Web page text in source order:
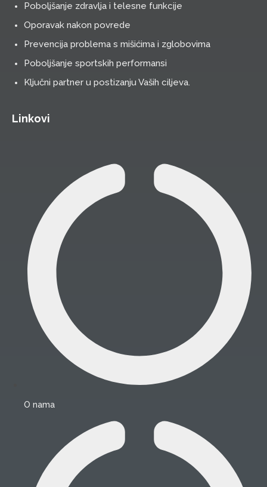
Poboljšanje zdravlja i telesne funkcije
Oporavak nakon povrede
Prevencija problema s mišićima i zglobovima
Poboljšanje sportskih performansi
Ključni partner u postizanju Vaših ciljeva.
Linkovi
O nama